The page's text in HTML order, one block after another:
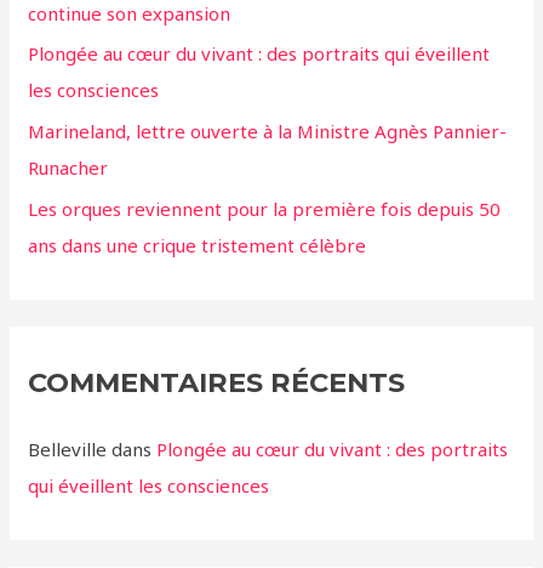
continue son expansion
Plongée au cœur du vivant : des portraits qui éveillent
les consciences
Marineland, lettre ouverte à la Ministre Agnès Pannier-
Runacher
Les orques reviennent pour la première fois depuis 50
ans dans une crique tristement célèbre
COMMENTAIRES RÉCENTS
Belleville dans Plongée au cœur du vivant : des portraits
qui éveillent les consciences